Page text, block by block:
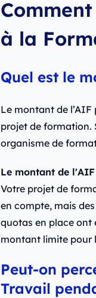
à la
Quel est le
Le montant de l’AIF
projet de formation.
organisme de
Le montant de
Votre projet de
en compte, mais
quotas en place ont
montant limite pour
Peut-on
Travail